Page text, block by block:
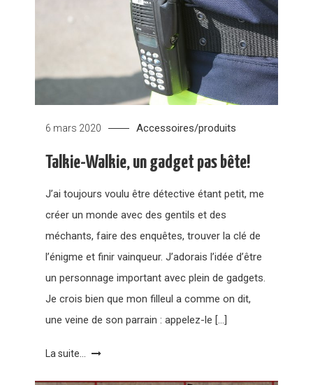
6 mars 2020 Accessoires/produits
Talkie-Walkie, un gadget pas bête!
J’ai toujours voulu être détective étant petit, me
créer un monde avec des gentils et des
méchants, faire des enquêtes, trouver la clé de
l’énigme et finir vainqueur. J’adorais l’idée d’être
un personnage important avec plein de gadgets.
Je crois bien que mon filleul a comme on dit,
une veine de son parrain : appelez-le […]
La suite...